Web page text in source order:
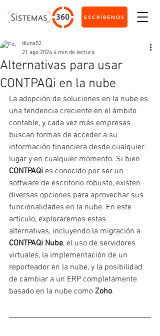
ESCRÍBENOS
Alternativas para usar
CONTPAQi en la nube
dluna52
21 ago 2024 4 min de lectura
La adopción de soluciones en la nube es
una tendencia creciente en el ámbito
contable, y cada vez más empresas
buscan formas de acceder a su
información financiera desde cualquier
lugar y en cualquier momento. Si bien
CONTPAQi es conocido por ser un
software de escritorio robusto, existen
diversas opciones para aprovechar sus
funcionalidades en la nube. En este
artículo, exploraremos estas
alternativas, incluyendo la migración a
CONTPAQi Nube, el uso de servidores
virtuales, la implementación de un
reporteador en la nube, y la posibilidad
de cambiar a un ERP completamente
basado en la nube como Zoho.